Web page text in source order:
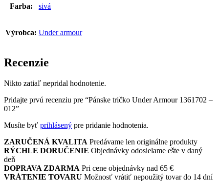
Farba: sivá
Výrobca: Under armour
Recenzie
Nikto zatiaľ nepridal hodnotenie.
Pridajte prvú recenziu pre “Pánske tričko Under Armour 1361702 –
012”
Musíte byť prihlásený pre pridanie hodnotenia.
ZARUČENÁ KVALITA Predávame len originálne produkty
RÝCHLE DORUČENIE Objednávky odosielame ešte v daný
deň
DOPRAVA ZDARMA Pri cene objednávky nad 65 €
VRÁTENIE TOVARU Možnosť vrátiť nepoužitý tovar do 14 dní